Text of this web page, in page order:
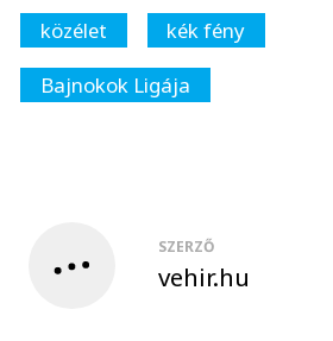
közélet
kék fény
Bajnokok Ligája
SZERZŐ
vehir.hu